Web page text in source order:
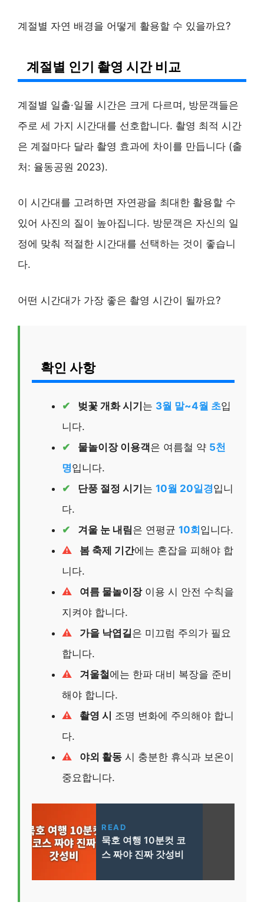
계절별 자연 배경을 어떻게 활용할 수 있을까요?
계절별 인기 촬영 시간 비교
계절별 일출·일몰 시간은 크게 다르며, 방문객들은
주로 세 가지 시간대를 선호합니다. 촬영 최적 시간
은 계절마다 달라 촬영 효과에 차이를 만듭니다 (출
처: 율동공원 2023).
이 시간대를 고려하면 자연광을 최대한 활용할 수
있어 사진의 질이 높아집니다. 방문객은 자신의 일
정에 맞춰 적절한 시간대를 선택하는 것이 좋습니
다.
어떤 시간대가 가장 좋은 촬영 시간이 될까요?
확인 사항
벚꽃 개화 시기 는 3월 말~4월 초입
니다.
물놀이장 이용객은 여름철 약 5천
명입니다.
단풍 절정 시기 는 10월 20일경입니
다.
겨울 눈 내림은 연평균 10회 입니다.
봄 축제 기간에는 혼잡을 피해야 합
니다.
여름 물놀이장이용 시 안전 수칙을
지켜야 합니다.
가을 낙엽길은 미끄럼 주의가 필요
합니다.
겨울철에는 한파 대비 복장을 준비
해야 합니다.
촬영 시 조명 변화에 주의해야 합니
다.
야외 활동 시 충분한 휴식과 보온이
중요합니다.
READ
묵호 여행 10분컷 코
스 짜야 진짜 갓성비